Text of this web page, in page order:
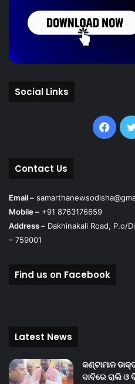
Social Links
Contact Us
Email –
Mobile – +91 8763176659
Address – Dakhinakali Road, P.o/
– 759001
Find us on Facebook
Latest News
କଣ୍ଟାମାଳ
ଦାବିରେ ରାଲି